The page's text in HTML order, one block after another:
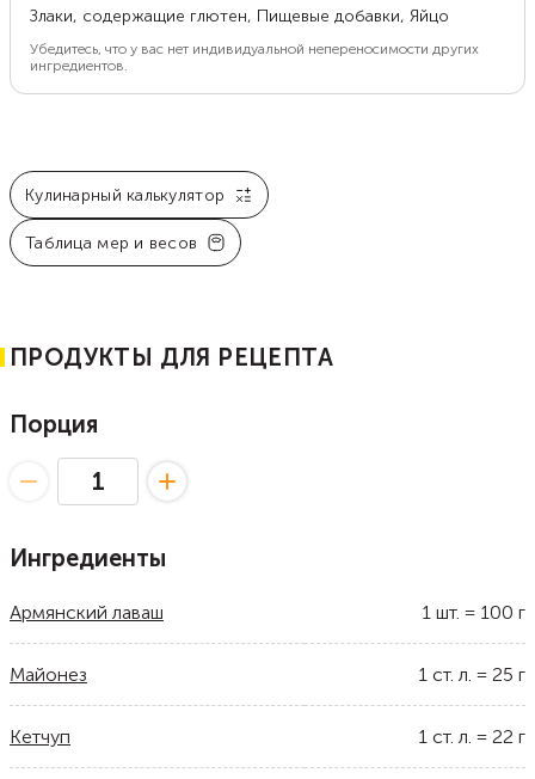
Злаки, содержащие глютен, Пищевые добавки, Яйцо
Убедитесь, что у вас нет индивидуальной непереносимости других
ингредиентов.
Кулинарный калькулятор
Таблица мер и весов
ПРОДУКТЫ ДЛЯ РЕЦЕПТА
Порция
Ингредиенты
Армянский лаваш 1 шт. = 100 г
Майонез 1 ст. л. = 25 г
Кетчуп 1 ст. л. = 22 г